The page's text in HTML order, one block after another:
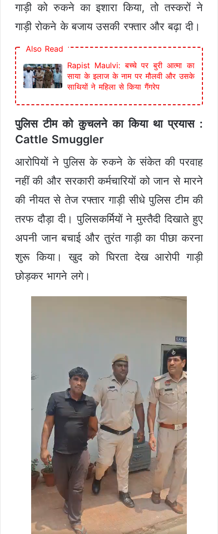
गाड़ी को रुकने का इशारा किया, तो तस्करों ने
गाड़ी रोकने के बजाय उसकी रफ्तार और बढ़ा दी।
Also Read
Rapist Maulvi: बच्चे पर बुरी आत्मा का
साया के इलाज के नाम पर मौलवी और उसके
साथियों ने महिला से किया गैंगरेप
पुलिस टीम को कुचलने का किया था प्रयास :
Cattle Smuggler
आरोपियों ने पुलिस के रुकने के संकेत की परवाह
नहीं की और सरकारी कर्मचारियों को जान से मारने
की नीयत से तेज रफ्तार गाड़ी सीधे पुलिस टीम की
तरफ दौड़ा दी। पुलिसकर्मियों ने मुस्तैदी दिखाते हुए
अपनी जान बचाई और तुरंत गाड़ी का पीछा करना
शुरू किया। खुद को घिरता देख आरोपी गाड़ी
छोड़कर भागने लगे।